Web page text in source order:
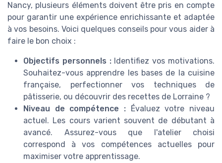
Nancy, plusieurs éléments doivent être pris en compte
pour garantir une expérience enrichissante et adaptée
à vos besoins. Voici quelques conseils pour vous aider à
faire le bon choix :
Objectifs personnels :Identifiez vos motivations.
Souhaitez-vous apprendre les bases de la cuisine
française, perfectionner vos techniques de
pâtisserie, ou découvrir des recettes de Lorraine ?
Niveau de compétence : Évaluez votre niveau
actuel. Les cours varient souvent de débutant à
avancé. Assurez-vous que l'atelier choisi
correspond à vos compétences actuelles pour
maximiser votre apprentissage.